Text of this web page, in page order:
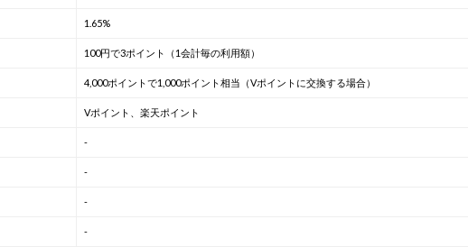
1.65%
100円で3ポイント（1会計毎の利用額）
4,000ポイントで1,000ポイント相当（Vポイントに交換する場合）
Vポイント、楽天ポイント
-
-
-
-